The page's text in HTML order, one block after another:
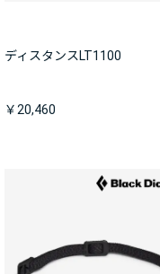
ディスタンスLT1100
￥20,460